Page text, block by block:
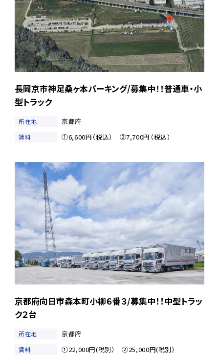
長岡京市神足桑ヶ本パーキング/募集中！！普通車・小
型トラック
所在地 京都府
賃料 ①6,600円（税込） ②7,700円（税込）
京都府向日市森本町小柳６番３/募集中！！中型トラッ
ク２台
所在地 京都府
賃料 ①22,000円(税別） ②25,000円(税別）